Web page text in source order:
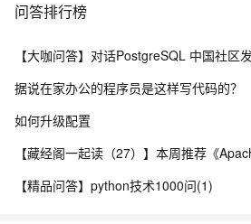
问答排行榜
据说在家办公的程序员是这样写代码的？
如何升级配置
【精品问答】python技术1000问(1)